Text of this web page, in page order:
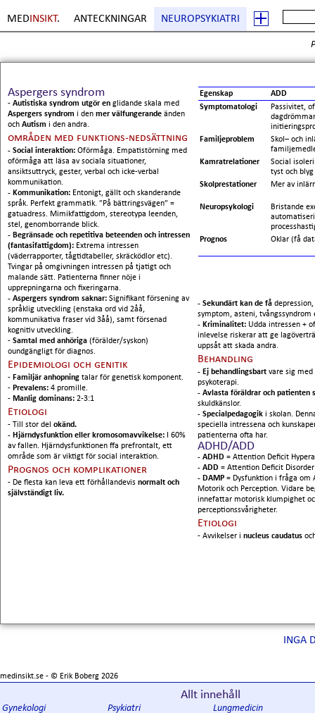
MED INSIKT. ANTECKNINGAR NEUROPSYKIATRI
Aspergers syndrom
- Autistiska syndrom utgör en glidande skala med
Aspergers syndrom i den mer välfungerande änden
och Autism i den andra.
områden med funktions-nedsättning
- Social interaktion: Oförmåga. Empatistörning med
oförmåga att läsa av sociala situationer,
ansiktsuttryck, gester, verbal och icke-verbal
kommunikation.
- Kommunikation: Entonigt, gällt och skanderande
språk. Perfekt grammatik. ”På bättringsvägen” =
gatuadress. Mimikfattigdom, stereotypa leenden,
stel, genomborrande blick.
- Begränsade och repetitiva beteenden och intressen
(fantasifattigdom): Extrema intressen
(väderrapporter, tågtidtabeller, skräcködlor etc).
Tvingar på omgivningen intressen på tjatigt och
malande sätt. Patienterna finner nöje i
upprepningarna och fixeringarna.
- Aspergers syndrom saknar: Signifikant försening av
språklig utveckling (enstaka ord vid 2åå,
kommunikativa fraser vid 3åå), samt försenad
kognitiv utveckling.
- Samtal med anhöriga (förälder/syskon)
oundgängligt för diagnos.
Epidemiologi och genitik
- Familjär anhopning talar för genetisk komponent.
- Prevalens: 4 promille.
- Manlig dominans: 2-3:1
Etiologi
- Till stor del okänd.
- Hjärndysfunktion eller kromosomavvikelse:
I 60%
av fallen. Hjärndysfunktionen ffa prefrontalt, ett
område som är viktigt för social interaktion.
Prognos och komplikationer
- De flesta kan leva ett förhållandevis normalt och
självständigt liv.
- Sekundärt kan de få
symptom, asteni, tvångssyndrom
- Kriminalitet: Udda intressen +
inlevelse riskerar att ge
uppsåt att skada andra.
Behandling
- Ej behandlingsbart vare sig
psykoterapi.
- Avlasta föräldrar och patienten
skuldkänslor.
- Specialpedagogik i skolan.
speciella intressena och
patienterna ofta har.
ADHD/ADD
- ADHD = Attention Deficit
- ADD = Attention Deficit Disorder
- DAMP = Dysfunktion i fråga om
Motorik och Perception. Vidare
innefattar motorisk klumpighet
perceptionssvårigheter.
Etiologi
- Avvikelser i nucleus caudatus
Egenskap
ADD
Symptomatologi
Passivitet,
Familjeproblem
Skol– och
Kamratrelationer
Social
tyst och blyg
Skolprestationer
Mer av
Neuropsykologi
Bristande
Prognos
Oklar (få
INGA
medinsikt.se - © Erik Boberg 2026
Allt innehåll
Gynekologi Psykiatri Lungmedicin